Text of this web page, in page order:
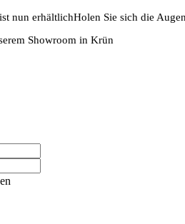
nun erhältlichHolen Sie sich die
Showroom in Krün